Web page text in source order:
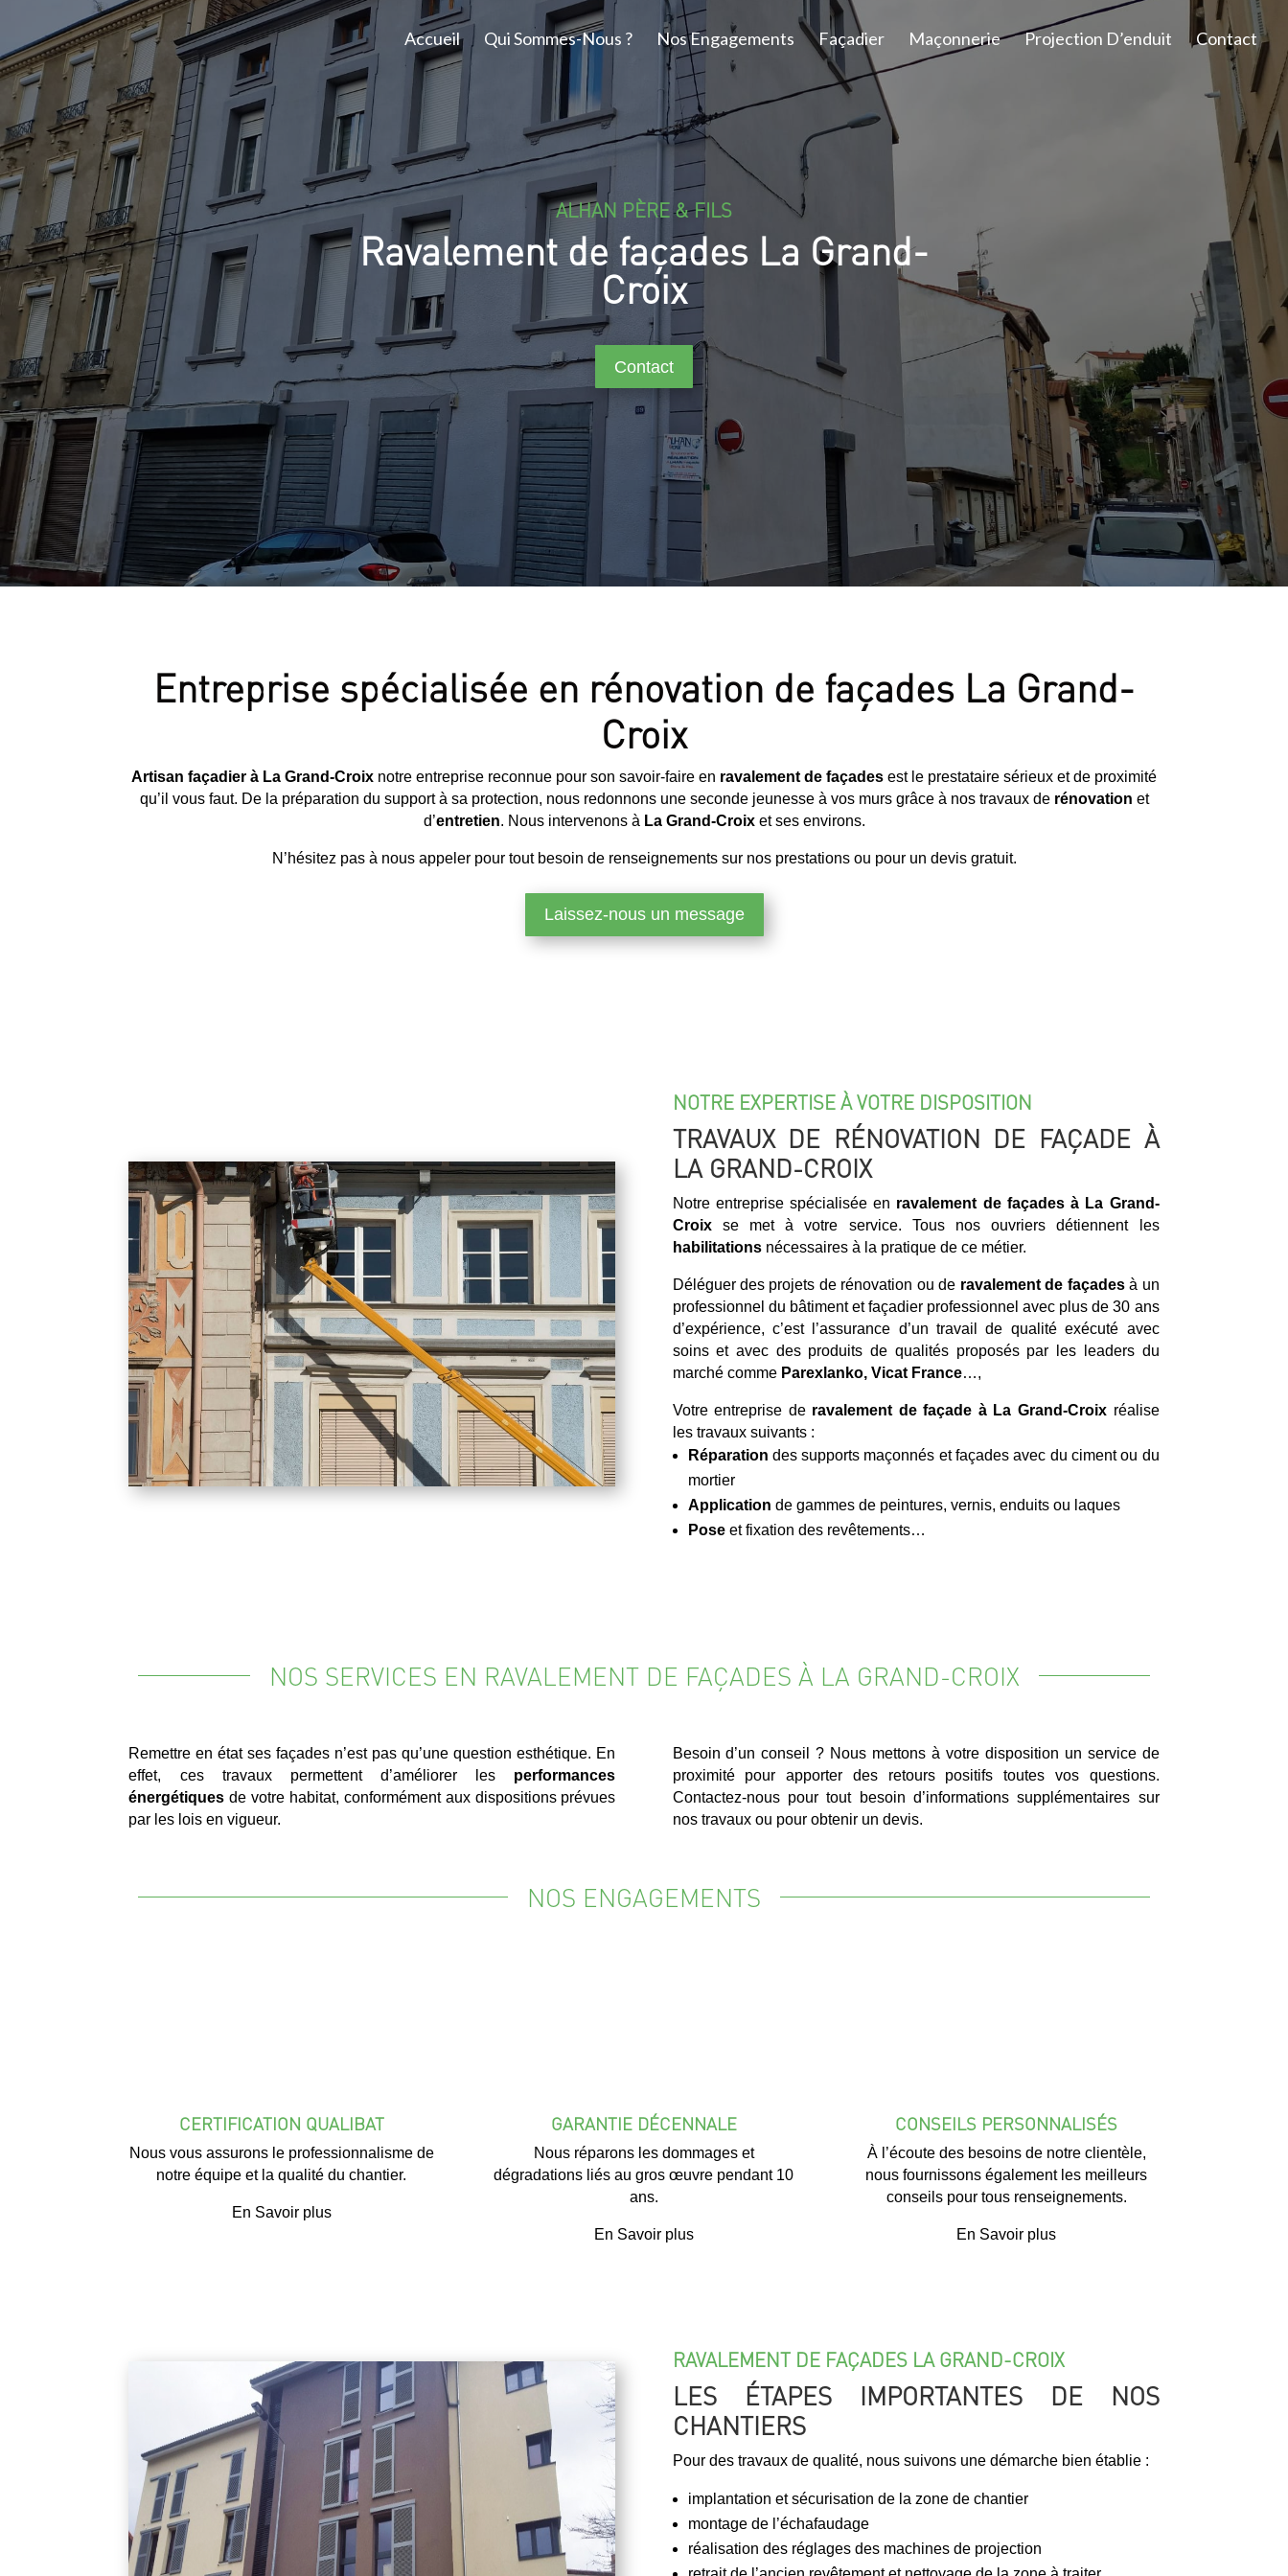
Accueil Qui Sommes-Nous ? Nos Engagements Façadier Maçonnerie Projection D’enduit Contact
ALHAN PÈRE & FILS
Ravalement de façades La Grand-
Croix
Contact
Entreprise spécialisée en rénovation de façades La Grand-
Croix
Artisan façadier à La Grand-Croix notre entreprise reconnue pour son savoir-faire en ravalement de façades est le prestataire sérieux et de proximité
qu’il vous faut. De la préparation du support à sa protection, nous redonnons une seconde jeunesse à vos murs grâce à nos travaux de rénovation et
d’entretien. Nous intervenons à La Grand-Croixet ses environs.
N’hésitez pas à nous appeler pour tout besoin de renseignements sur nos prestations ou pour un devis gratuit.
Laissez-nous un message
NOTRE EXPERTISE À VOTRE DISPOSITION
TRAVAUX DE RÉNOVATION DE FAÇADE À
LA GRAND-CROIX
Notre entreprise spécialisée en ravalement de façades à La Grand-
Croixse met à votre service. Tous nos ouvriers détiennent les
habilitationsnécessaires à la pratique de ce métier.
Déléguer des projets de rénovation ou de ravalement de façadesà un
professionnel du bâtiment et façadier professionnel avec plus de 30 ans
d’expérience, c’est l’assurance d’un travail de qualité exécuté avec
soins et avec des produits de qualités proposés par les leaders du
marché comme Parexlanko, Vicat France…,
Votre entreprise de ravalement de façade à La Grand-Croix réalise
les travaux suivants :
Réparation des supports maçonnés et façades avec du ciment ou du
mortier
Application de gammes de peintures, vernis, enduits ou laques
Poseet fixation des revêtements…
NOS SERVICES EN RAVALEMENT DE FAÇADES À LA GRAND-CROIX
Remettre en état ses façades n’est pas qu’une question esthétique. En
effet, ces travaux permettent d’améliorer les performances
énergétiques de votre habitat, conformément aux dispositions prévues
par les lois en vigueur.
Besoin d’un conseil ? Nous mettons à votre disposition un service de
proximité pour apporter des retours positifs toutes vos questions.
Contactez-nous pour tout besoin d’informations supplémentaires sur
nos travaux ou pour obtenir un devis.
NOS ENGAGEMENTS
CERTIFICATION QUALIBAT
Nous vous assurons le professionnalisme de
notre équipe et la qualité du chantier.
En Savoir plus
GARANTIE DÉCENNALE
Nous réparons les dommages et
dégradations liés au gros œuvre pendant 10
ans.
En Savoir plus
CONSEILS PERSONNALISÉS
À l’écoute des besoins de notre clientèle,
nous fournissons également les meilleurs
conseils pour tous renseignements.
En Savoir plus
RAVALEMENT DE FAÇADES LA GRAND-CROIX
LES ÉTAPES IMPORTANTES DE NOS
CHANTIERS
Pour des travaux de qualité, nous suivons une démarche bien établie :
implantation et sécurisation de la zone de chantier
montage de l’échafaudage
réalisation des réglages des machines de projection